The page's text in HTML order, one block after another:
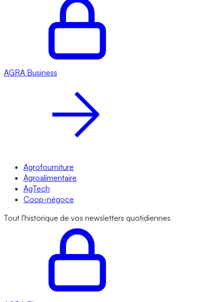
AGRA Business
Agrofourniture
Agroalimentaire
AgTech
Coop-négoce
Tout l'historique de vos newsletters quotidiennes